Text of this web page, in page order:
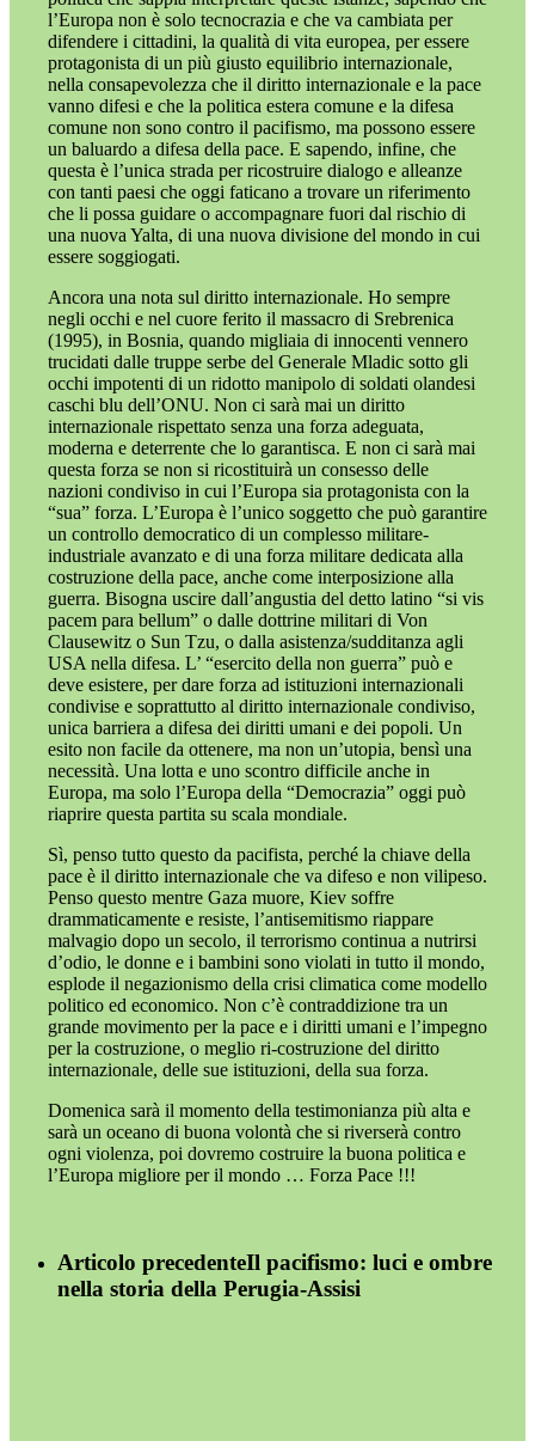
l’Europa non è solo tecnocrazia e che va cambiata per
difendere i cittadini, la qualità di vita europea, per essere
protagonista di un più giusto equilibrio internazionale,
nella consapevolezza che il diritto internazionale e la pace
vanno difesi e che la politica estera comune e la difesa
comune non sono contro il pacifismo, ma possono essere
un baluardo a difesa della pace. E sapendo, infine, che
questa è l’unica strada per ricostruire dialogo e alleanze
con tanti paesi che oggi faticano a trovare un riferimento
che li possa guidare o accompagnare fuori dal rischio di
una nuova Yalta, di una nuova divisione del mondo in cui
essere soggiogati.
Ancora una nota sul diritto internazionale. Ho sempre
negli occhi e nel cuore ferito il massacro di Srebrenica
(1995), in Bosnia, quando migliaia di innocenti vennero
trucidati dalle truppe serbe del Generale Mladic sotto gli
occhi impotenti di un ridotto manipolo di soldati olandesi
caschi blu dell’ONU. Non ci sarà mai un diritto
internazionale rispettato senza una forza adeguata,
moderna e deterrente che lo garantisca. E non ci sarà mai
questa forza se non si ricostituirà un consesso delle
nazioni condiviso in cui l’Europa sia protagonista con la
“sua” forza. L’Europa è l’unico soggetto che può garantire
un controllo democratico di un complesso militare-
industriale avanzato e di una forza militare dedicata alla
costruzione della pace, anche come interposizione alla
guerra. Bisogna uscire dall’angustia del detto latino “si vis
pacem para bellum” o dalle dottrine militari di Von
Clausewitz o Sun Tzu, o dalla asistenza/sudditanza agli
USA nella difesa. L’ “esercito della non guerra” può e
deve esistere, per dare forza ad istituzioni internazionali
condivise e soprattutto al diritto internazionale condiviso,
unica barriera a difesa dei diritti umani e dei popoli. Un
esito non facile da ottenere, ma non un’utopia, bensì una
necessità. Una lotta e uno scontro difficile anche in
Europa, ma solo l’Europa della “Democrazia” oggi può
riaprire questa partita su scala mondiale.
Sì, penso tutto questo da pacifista, perché la chiave della
pace è il diritto internazionale che va difeso e non vilipeso.
Penso questo mentre Gaza muore, Kiev soffre
drammaticamente e resiste, l’antisemitismo riappare
malvagio dopo un secolo, il terrorismo continua a nutrirsi
d’odio, le donne e i bambini sono violati in tutto il mondo,
esplode il negazionismo della crisi climatica come modello
politico ed economico. Non c’è contraddizione tra un
grande movimento per la pace e i diritti umani e l’impegno
per la costruzione, o meglio ri-costruzione del diritto
internazionale, delle sue istituzioni, della sua forza.
Domenica sarà il momento della testimonianza più alta e
sarà un oceano di buona volontà che si riverserà contro
ogni violenza, poi dovremo costruire la buona politica e
l’Europa migliore per il mondo … Forza Pace !!!
Articolo precedenteIl pacifismo: luci e ombre
nella storia della Perugia-Assisi